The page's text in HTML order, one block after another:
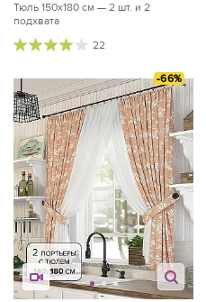
Тюль 150х180 см — 2 шт. и 2
подхвата
22
-66%